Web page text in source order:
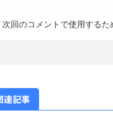
次回のコメントで使用する
連記事